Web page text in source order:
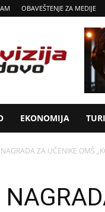
OBAVEŠTENJE ZA MEDIJE
EKONOMIJA
NAGRADA ZA UČENIKE OMŠ